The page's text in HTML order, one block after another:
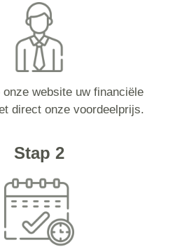
onze website uw financiële
direct onze voordeelprijs.
Stap 2